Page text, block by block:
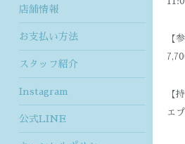
【
【
エ
店舗情報
お支払い方法
スタッフ紹介
Instagram
公式LINE